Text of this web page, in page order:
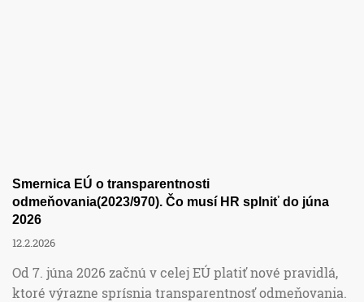
Humanet v praxi
Nemoci
Smernica EÚ o transparentnosti
odmeňovania(2023/970). Čo musí HR splniť do júna
2026
12.2.2026
Od 7. júna 2026 začnú v celej EÚ platiť nové pravidlá,
ktoré výrazne sprísnia transparentnosť odmeňovania.